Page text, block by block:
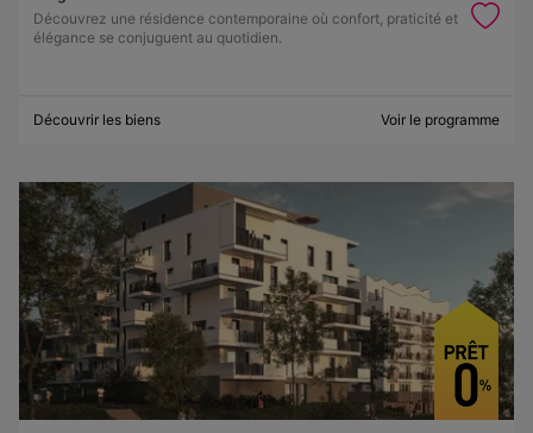
Découvrez une résidence contemporaine où confort, praticité et
élégance se conjuguent au quotidien.
Découvrir les biens Voir le programme